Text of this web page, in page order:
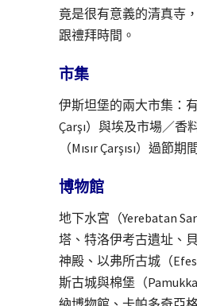
竟是很有意義的清真寺
跟禮拜時間。
市集
伊斯坦堡的兩大市集：
Çarşı）與埃及市場／香
（Mısır Çarşısı）過節
博物館
地下水宮（Yerebatan
塔、特洛伊考古遺址、
神殿、以弗所古城（
斯古城與棉堡（